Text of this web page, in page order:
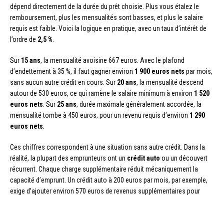
dépend directement de la durée du prêt choisie. Plus vous étalez le
remboursement, plus les mensualités sont basses, et plus le salaire
requis est faible. Voici la logique en pratique, avec un taux d’intérêt de
l’ordre de 2,5 %
Sur 15 ans, la mensualité avoisine 667 euros. Avec le plafond
d’endettement à 35 %, il faut gagner environ 1 900 euros nets par mois,
sans aucun autre crédit en cours. Sur 20 ans, la mensualité descend
autour de 530 euros, ce qui ramène le salaire minimum à environ 1 520
euros nets . Sur 25 ans, durée maximale généralement accordée, la
mensualité tombe à 450 euros, pour un revenu requis d’environ 1 290
euros nets
Ces chiffres correspondent à une situation sans autre crédit. Dans la
réalité, la plupart des emprunteurs ont un crédit auto ou un découvert
récurrent. Chaque charge supplémentaire réduit mécaniquement la
capacité d’emprunt. Un crédit auto à 200 euros par mois, par exemple,
exige d’ajouter environ 570 euros de revenus supplémentaires pour